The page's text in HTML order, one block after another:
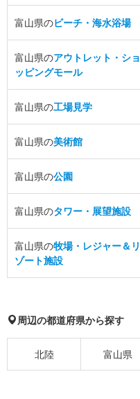
富山県のビーチ・海水浴場
富山県のアウトレット・ショ
ッピングモール
富山県の工場見学
富山県の美術館
富山県の公園
富山県のタワー・展望施設
富山県の牧場・レジャー＆リ
ゾート施設
周辺の都道府県から探す
北陸 富山県